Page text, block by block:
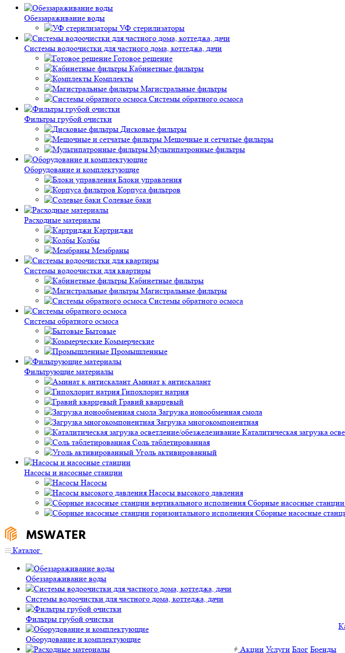
Обеззараживание воды
УФ стерилизаторы
Системы водоочистки для частного дома, коттеджа, дачи
Готовое решение
Кабинетные фильтры
Комплекты
Магистральные фильтры
Системы обратного осмоса
Фильтры грубой очистки
Дисковые фильтры
Мешочные и сетчатые фильтры
Мультипатронные фильтры
Оборудование и комплектующие
Блоки управления
Корпуса фильтров
Солевые баки
Расходные материалы
Картриджи
Колбы
Мембраны
Системы водоочистки для квартиры
Кабинетные фильтры
Магистральные фильтры
Системы обратного осмоса
Системы обратного осмоса
Бытовые
Коммерческие
Промышленные
Фильтрующие материалы
Аминат к антискалант
Гипохлорит натрия
Гравий кварцевый
Загрузка ионообменная смола
Загрузка многокомпонентная
Каталитическая загрузка
Соль таблетированная
Уголь активированный
Насосы и насосные станции
Насосы
Насосы высокого давления
Сборные насосные
Сборные насосные
Каталог
Обеззараживание воды
Системы водоочистки для частного дома, коттеджа, дачи
Фильтры грубой очистки
Оборудование и комплектующие
Акции Услуги Блог Бренды